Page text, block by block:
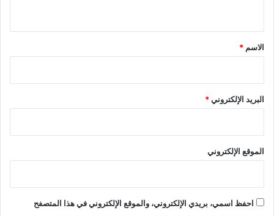
*
الاسم *
البريد الإلكتروني*
الموقع الإلكتروني
احفظ اسمي، بريدي الإلكتروني، والموقع الإلكتروني في هذا المتصفح